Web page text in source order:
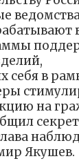
себя в
на
Якушев.